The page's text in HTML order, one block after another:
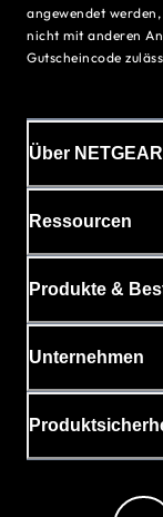
angewendet
nicht mit anderen
Gutscheincode
Über NETGEAR
Ressourcen
Produkte &
Unternehmen